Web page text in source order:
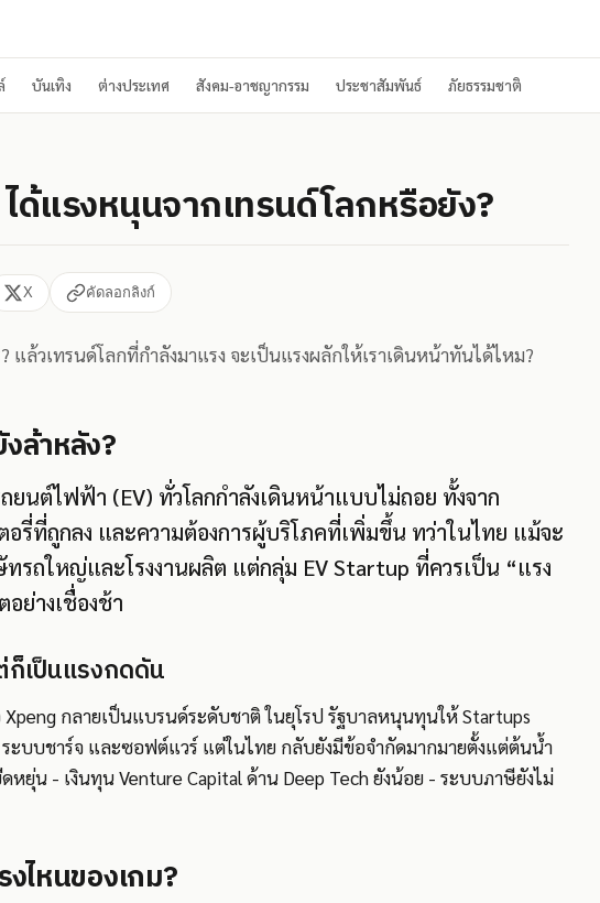
บันเทิง ต่างประเทศ สังคม-อาชญากรรม ประชาสัมพันธ์ ภัยธรรมชาติ
ด้แรงหนุนจากเทรนด์โลกหรือยัง?
X คัดลอกลิงก์
แล้วเทรนด์โลกที่กำลังมาแรง จะเป็นแรงผลักให้เราเดินหน้าทันได้ไหม?
ล้าหลัง?
ยนต์ไฟฟ้า (EV) ทั่วโลกกำลังเดินหน้าแบบไม่ถอย ทั้งจาก
อรี่ที่ถูกลง และความต้องการผู้บริโภคที่เพิ่มขึ้น ทว่าในไทย แม้จะ
รถใหญ่และโรงงานผลิต แต่กลุ่ม EV Startup ที่ควรเป็น “แรง
ย่างเชื่องช้า
เป็นแรงกดดัน
Xpeng กลายเป็นแบรนด์ระดับชาติ ในยุโรป รัฐบาลหนุนทุนให้ Startups
บบชาร์จ และซอฟต์แวร์ แต่ในไทย กลับยังมีข้อจำกัดมากมายตั้งแต่ต้นน้ำ
หยุ่น - เงินทุน Venture Capital ด้าน Deep Tech ยังน้อย - ระบบภาษียังไม่
ไหนของเกม?